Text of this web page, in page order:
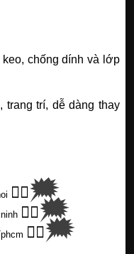
chống dính và lớp
trang trí, dễ dàng thay
👉🏽🗯
👉🏽🗯
👉🏽🗯